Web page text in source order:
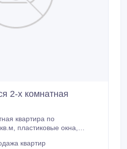
2-х комнатная
квартира по
квартир